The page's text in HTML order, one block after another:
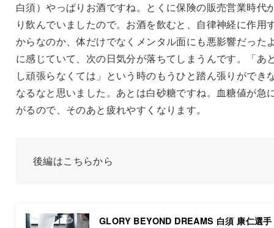
白須）やっぱりお酒ですね。とくに保険の販売営業時代
り飲んでいましたので。お酒を飲むと、自律神経に作用
からなのか、体だけでなくメンタル面にも悪影響だった
に感じていて、次の日気分が落ちてしまうんです。「あ
し頑張らなくては」という時のもうひと踏ん張りができ
なるなと思いました。あとは白砂糖ですね。血糖値が急
がるので、そのあと疲れやすくなります。
後編はこちらから
GLORY BEYOND DREAMS 白須 康仁選手